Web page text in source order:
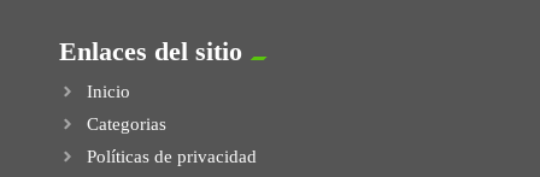
Enlaces del sitio
Inicio
Categorias
Políticas de privacidad